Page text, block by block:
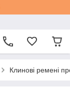
Клинові ремені